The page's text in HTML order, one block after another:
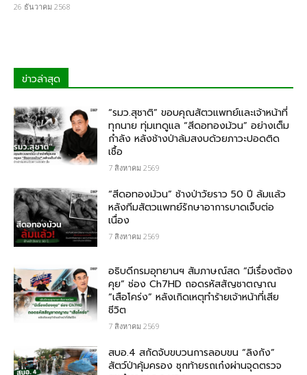
26 ธันวาคม 2568
ข่าวล่าสุด
“รมว.สุชาติ” ขอบคุณสัตวแพทย์และเจ้าหน้าที่
ทุกนาย ทุ่มเทดูแล “สีดอทองม้วน” อย่างเต็ม
กำลัง หลังช้างป่าล้มสงบด้วยภาวะปอดติด
เชื้อ
7 สิงหาคม 2569
“สีดอทองม้วน” ช้างป่าวัยราว 50 ปี ล้มแล้ว
หลังทีมสัตวแพทย์รักษาอาการบาดเจ็บต่อ
เนื่อง
7 สิงหาคม 2569
อธิบดีกรมอุทยานฯ สัมภาษณ์สด “มีเรื่องต้อง
คุย” ช่อง Ch7HD ถอดรหัสสัญชาตญาณ
“เสือโคร่ง” หลังเกิดเหตุทำร้ายเจ้าหน้าที่เสีย
ชีวิต
7 สิงหาคม 2569
สบอ.4 สกัดจับขบวนการลอบขน “ลิงกัง”
สัตว์ป่าคุ้มครอง ซุกท้ายรถเก๋งผ่านจุดตรวจ